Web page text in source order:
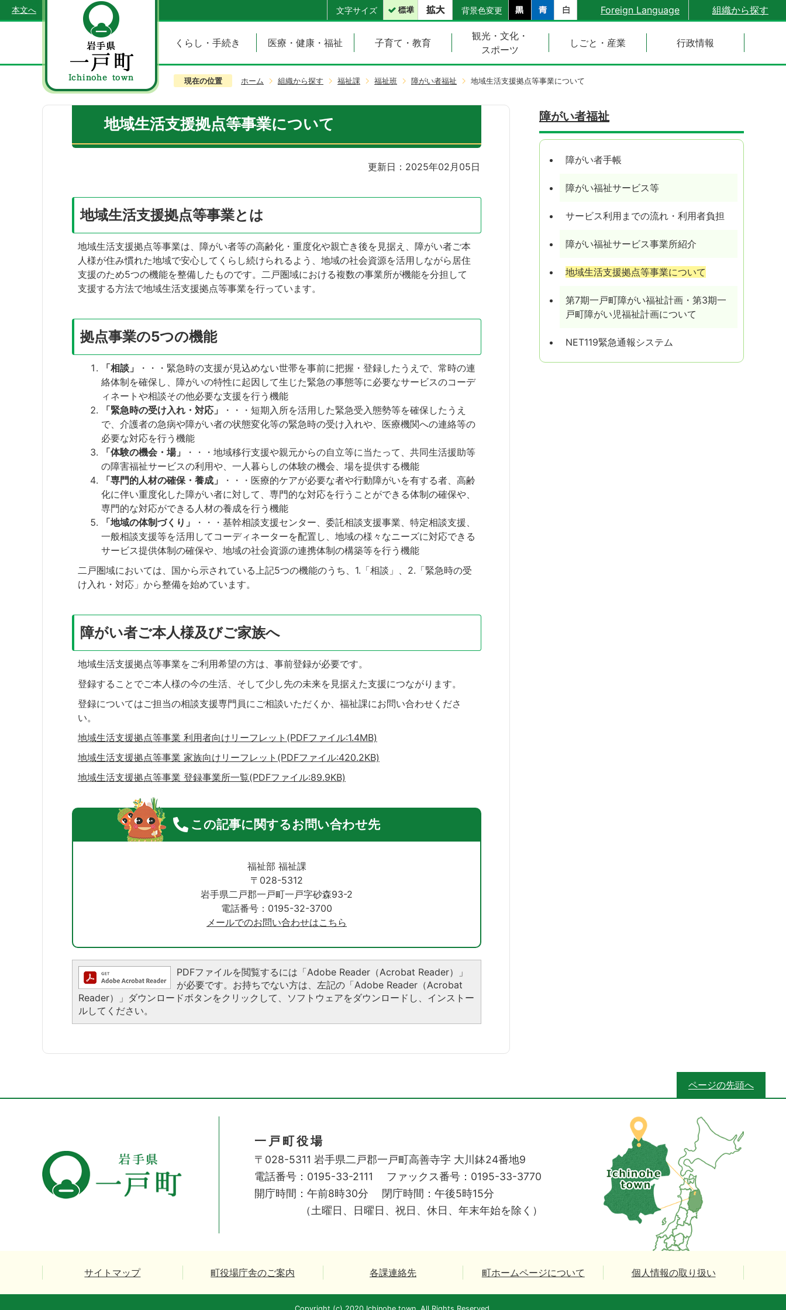
本文へ 文字サイズ 背景色変更 Foreign Language 組織から探す
くらし・手続き 医療・健康・福祉 子育て・教育
観光・文化・
スポーツ
しごと・産業 行政情報
現在の位置 ホーム 組織から探す 福祉課 福祉班 障がい者福祉 地域生活支援拠点等事業について
地域生活支援拠点等事業について
更新日：2025年02月05日
地域生活支援拠点等事業とは
地域生活支援拠点等事業は、障がい者等の高齢化・重度化や親亡き後を見据え、障がい者ご本
人様が住み慣れた地域で安心してくらし続けられるよう、地域の社会資源を活用しながら居住
支援のため5つの機能を整備したものです。二戸圏域における複数の事業所が機能を分担して
支援する方法で地域生活支援拠点等事業を行っています。
拠点事業の5つの機能
「相談」
・・・緊急時の支援が見込めない世帯を事前に把握・登録したうえで、常時の連
絡体制を確保し、障がいの特性に起因して生じた緊急の事態等に必要なサービスのコーデ
ィネートや相談その他必要な支援を行う機能
「緊急時の受け入れ・対応」
・・・短期入所を活用した緊急受入態勢等を確保したうえ
で、介護者の急病や障がい者の状態変化等の緊急時の受け入れや、医療機関への連絡等の
必要な対応を行う機能
「体験の機会・場」
・・・地域移行支援や親元からの自立等に当たって、共同生活援助等
の障害福祉サービスの利用や、一人暮らしの体験の機会、場を提供する機能
「専門的人材の確保・養成」
・・・医療的ケアが必要な者や行動障がいを有する者、高齢
化に伴い重度化した障がい者に対して、専門的な対応を行うことができる体制の確保や、
専門的な対応ができる人材の養成を行う機能
「地域の体制づくり」
・・・基幹相談支援センター、委託相談支援事業、特定相談支援、
一般相談支援等を活用してコーディネーターを配置し、地域の様々なニーズに対応できる
サービス提供体制の確保や、地域の社会資源の連携体制の構築等を行う機能
二戸圏域においては、国から示されている上記5つの機能のうち、1.「相談」、2.「緊急時の受
け入れ・対応」から整備を始めています。
障がい者ご本人様及びご家族へ
地域生活支援拠点等事業をご利用希望の方は、事前登録が必要です。
登録することでご本人様の今の生活、そして少し先の未来を見据えた支援につながります。
登録についてはご担当の相談支援専門員にご相談いただくか、福祉課にお問い合わせくださ
い。
地域生活支援拠点等事業 利用者向けリーフレット(PDFファイル:1.4MB)
地域生活支援拠点等事業 家族向けリーフレット(PDFファイル:420.2KB)
地域生活支援拠点等事業 登録事業所一覧(PDFファイル:89.9KB)
この記事に関するお問い合わせ先
福祉部 福祉課
〒028-5312
岩手県二戸郡一戸町一戸字砂森93-2
電話番号：0195-32-3700
メールでのお問い合わせはこちら
PDFファイルを閲覧するには「Adobe Reader（Acrobat Reader）」
が必要です。お持ちでない方は、左記の「Adobe Reader（Acrobat
Reader）」ダウンロードボタンをクリックして、ソフトウェアをダウンロードし、インストー
ルしてください。
障がい者福祉
障がい者手帳
障がい福祉サービス等
サービス利用までの流れ・利用者負担
障がい福祉サービス事業所紹介
地域生活支援拠点等事業について
第7期一戸町障がい福祉計画・第3期一
戸町障がい児福祉計画について
NET119緊急通報システム
ページの先頭へ
一戸町役場
〒028-5311 岩手県二戸郡一戸町高善寺字 大川鉢24番地9
電話番号：0195-33-2111
ファックス番号：0195-33-3770
開庁時間：午前8時30分
閉庁時間：午後5時15分
（土曜日、日曜日、祝日、休日、年末年始を除く）
サイトマップ 町役場庁舎のご案内 各課連絡先 町ホームページについて 個人情報の取り扱い